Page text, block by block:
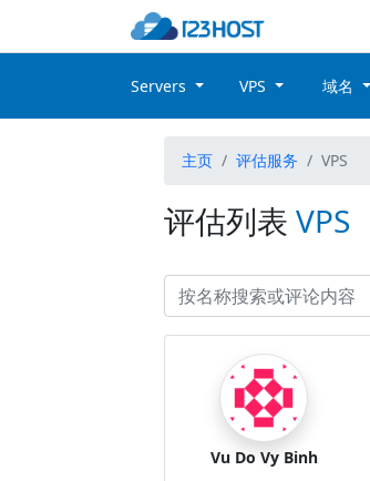
Servers VPS 域名
主页 评估服务 VPS
评估列表 VPS
Vu Do Vy Binh